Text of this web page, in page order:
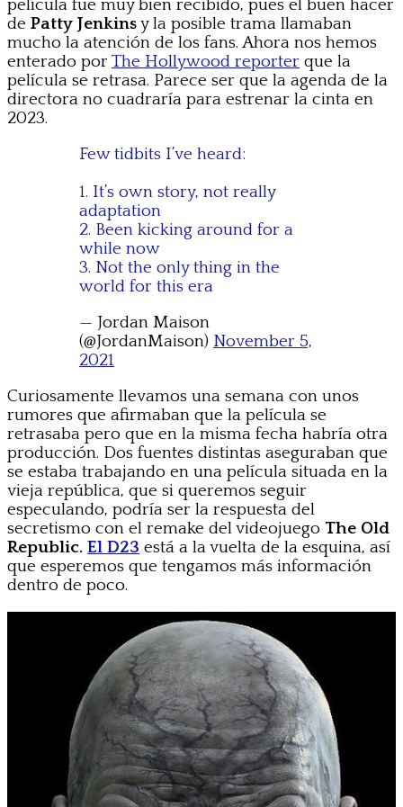
película fue muy bien recibido, pues el buen hacer
de Patty Jenkinsy la posible trama llamaban
mucho la atención de los fans. Ahora nos hemos
enterado por The Hollywood reporter que la
película se retrasa. Parece ser que la agenda de la
directora no cuadraría para estrenar la cinta en
2023.
Few tidbits I’ve heard:
1. It’s own story, not really
adaptation
2. Been kicking around for a
while now
3. Not the only thing in the
world for this era
— Jordan Maison
(@JordanMaison) November 5,
2021
Curiosamente llevamos una semana con unos
rumores que afirmaban que la película se
retrasaba pero que en la misma fecha habría otra
producción. Dos fuentes distintas aseguraban que
se estaba trabajando en una película situada en la
vieja república, que si queremos seguir
especulando, podría ser la respuesta del
secretismo con el remake del videojuego The Old
Republic. El D23 está a la vuelta de la esquina, así
que esperemos que tengamos más información
dentro de poco.